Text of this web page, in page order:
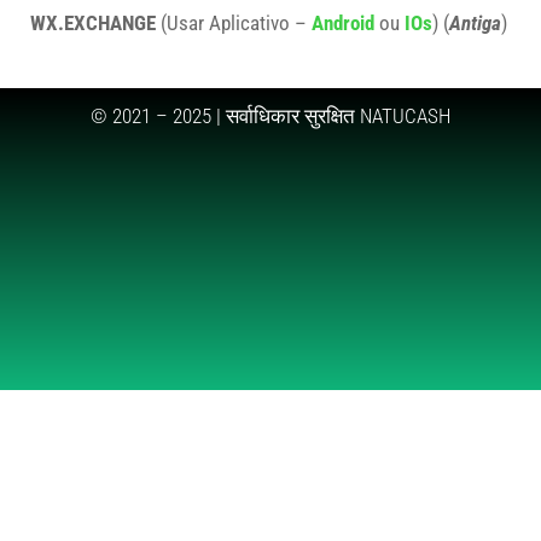
WX.EXCHANGE (Usar Aplicativo – Android ou IOs) (Antiga)
© 2021 – 2025 | सर्वाधिकार सुरक्षित NATUCASH